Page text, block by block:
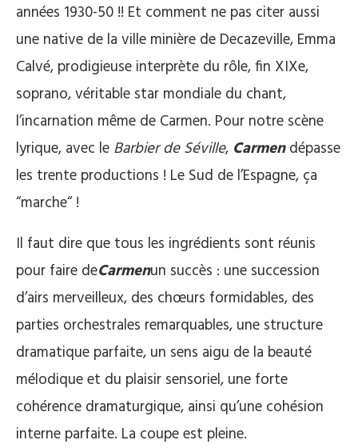
années 1930-50 !! Et comment ne pas citer aussi
une native de la ville minière de Decazeville, Emma
Calvé, prodigieuse interprète du rôle, fin XIXe,
soprano, véritable star mondiale du chant,
l’incarnation même de Carmen. Pour notre scène
lyrique, avec le Barbier de Séville, Carmendépasse
les trente productions ! Le Sud de l’Espagne, ça
“marche“ !
Il faut dire que tous les ingrédients sont réunis
pour faire deCarmenun succès : une succession
d’airs merveilleux, des chœurs formidables, des
parties orchestrales remarquables, une structure
dramatique parfaite, un sens aigu de la beauté
mélodique et du plaisir sensoriel, une forte
cohérence dramaturgique, ainsi qu’une cohésion
interne parfaite. La coupe est pleine.